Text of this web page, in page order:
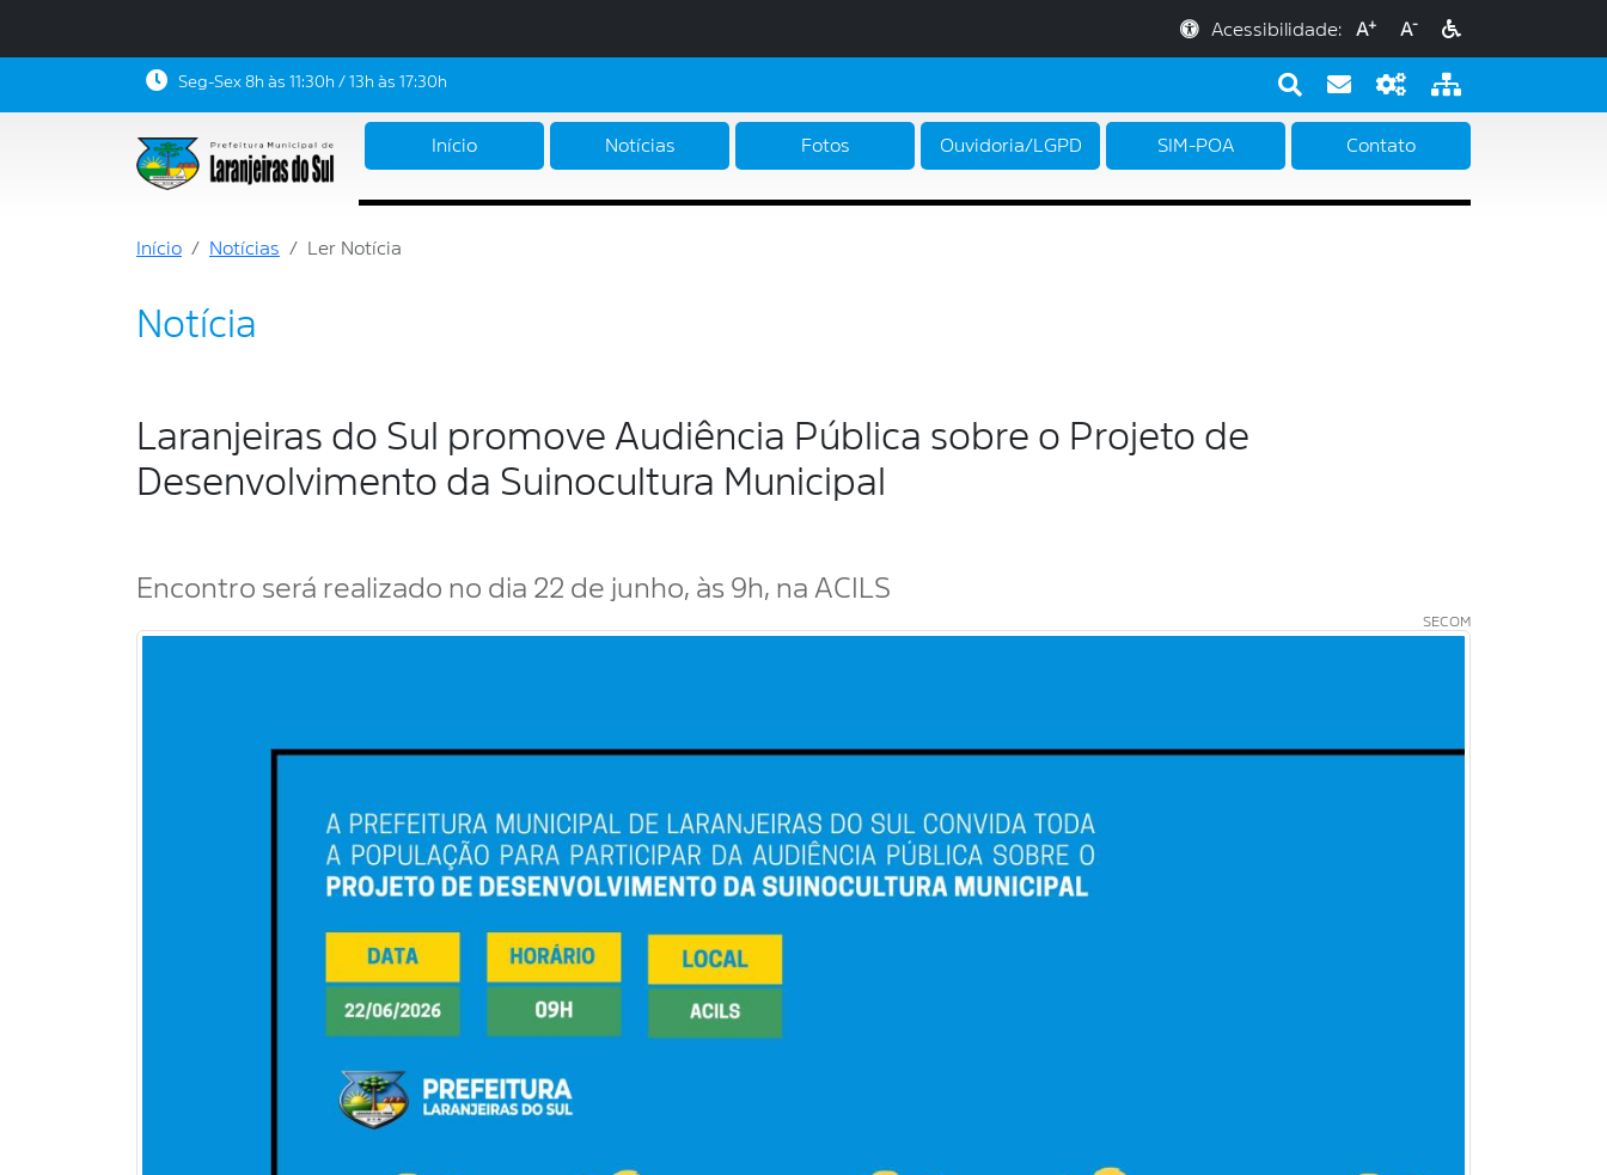
Acessibilidade: A+ A-
Seg-Sex 8h às 11:30h / 13h às 17:30h
Início Notícias Fotos Ouvidoria/LGPD SIM-POA Contato
Início Notícias Ler Notícia
Notícia
Laranjeiras do Sul promove Audiência Pública sobre o Projeto de
Desenvolvimento da Suinocultura Municipal
Encontro será realizado no dia 22 de junho, às 9h, na ACILS
SECOM